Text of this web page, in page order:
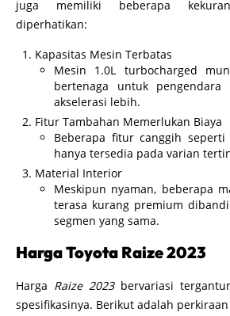
juga memiliki beberapa
diperhatikan:
Kapasitas Mesin Terbatas
Mesin 1.0L turbocharged
bertenaga untuk pengendara
akselerasi lebih.
Fitur Tambahan Memerlukan Biaya
Beberapa fitur canggih
hanya tersedia pada varian
Material Interior
Meskipun nyaman, beberapa
terasa kurang premium
segmen yang sama.
Harga Toyota Raize 2023
Harga Raize 2023bervariasi
spesifikasinya. Berikut adalah